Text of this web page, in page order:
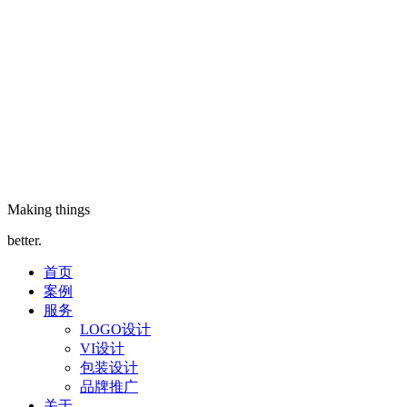
Making things
better.
首页
案例
服务
LOGO设计
VI设计
包装设计
品牌推广